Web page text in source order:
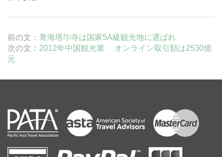
前の文： 青海塔尓寺は国家5A級観光地に選ばれ
次の文： 2012年中国観光業 オンライン取引額は2530億
元